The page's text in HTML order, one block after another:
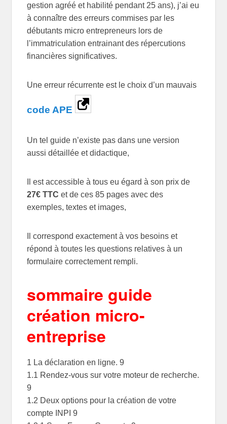
gestion agréé et habilité pendant 25 ans), j’ai eu
à connaître des erreurs commises par les
débutants micro entrepreneurs lors de
l’immatriculation entrainant des répercutions
financières significatives.
Une erreur récurrente est le choix d’un mauvais
code APE
Un tel guide n’existe pas dans une version
aussi détaillée et didactique,
Il est accessible à tous eu égard à son prix de
27€ TTC et de ces 85 pages avec des
exemples, textes et images,
Il correspond exactement à vos besoins et
répond à toutes les questions relatives à un
formulaire correctement rempli.
sommaire guide
création micro-
entreprise
1 La déclaration en ligne. 9
1.1 Rendez-vous sur votre moteur de recherche.
9
1.2 Deux options pour la création de votre
compte INPI 9